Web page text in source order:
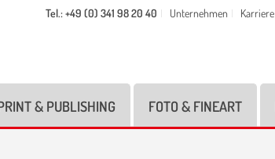
Tel.: +49 (0) 341 98 20 40 Unternehmen Karriere
& PUBLISHING FOTO & FINEART